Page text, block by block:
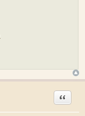
Citation